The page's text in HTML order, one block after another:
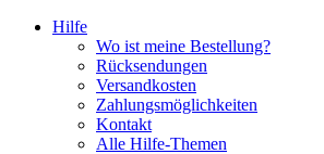
Hilfe
Wo ist meine Bestellung?
Rücksendungen
Versandkosten
Zahlungsmöglichkeiten
Kontakt
Alle Hilfe-Themen